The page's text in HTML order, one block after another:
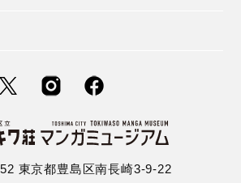
東京都豊島区南長崎3-9-22